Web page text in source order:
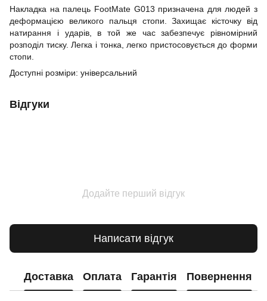
Накладка на палець FootMate G013 призначена для людей з
деформацією великого пальця стопи. Захищає кісточку від
натирання і ударів, в той же час забезпечує рівномірний
розподіл тиску. Легка і тонка, легко пристосовується до форми
стопи.
Доступні розміри: універсальний
Відгуки
Додайте перший відгук
Написати відгук
Доставка Оплата Гарантія Повернення